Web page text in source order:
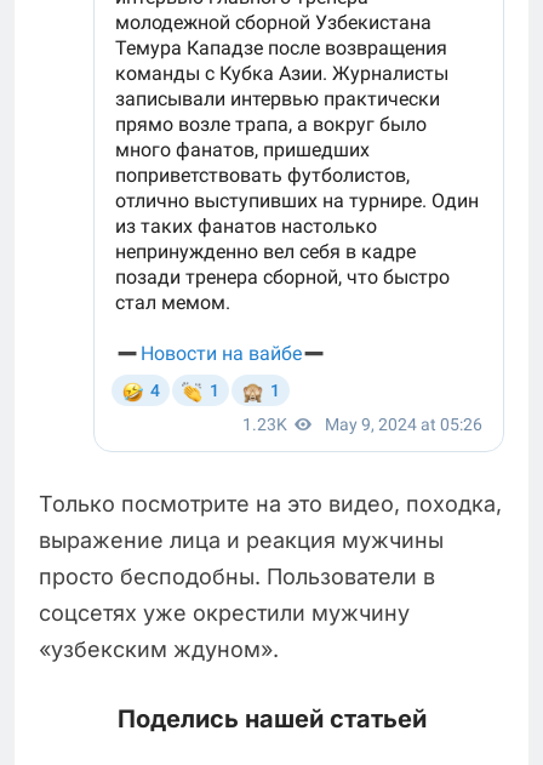
Только посмотрите на это видео, походка,
выражение лица и реакция мужчины
просто бесподобны. Пользователи в
соцсетях уже окрестили мужчину
«узбекским ждуном».
Поделись нашей статьей